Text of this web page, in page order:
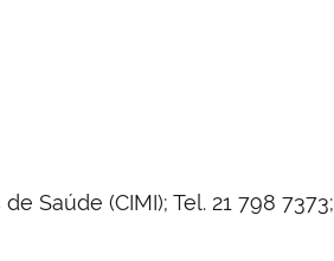
Saúde (CIMI); Tel. 21 798 7373;